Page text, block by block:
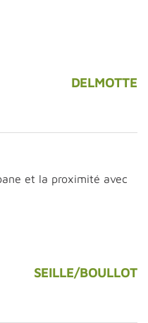
DELMOTTE
et la proximité avec
SEILLE/BOULLOT